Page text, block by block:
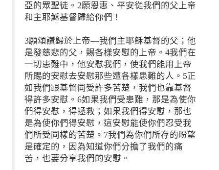
亞的眾聖徒。2願恩惠、平安從我們的父上帝
和主耶穌基督歸給你們！
3願頌讚歸於上帝—我們主耶穌基督的父；他
是發慈悲的父，賜各樣安慰的上帝。4我們在
一切患難中，他安慰我們，使我們能用上帝
所賜的安慰去安慰那些遭各樣患難的人。5正
如我們跟基督同受許多苦楚，我們也靠基督
得許多安慰。6如果我們受患難，那是為使你
們得安慰，得拯救；如果我們得安慰，那也
是為使你們得安慰，這安慰能使你們忍受我
們所受同樣的苦楚。7我們為你們所存的盼望
是確定的，因為知道你們分擔了我們的痛
苦，也要分享我們的安慰。